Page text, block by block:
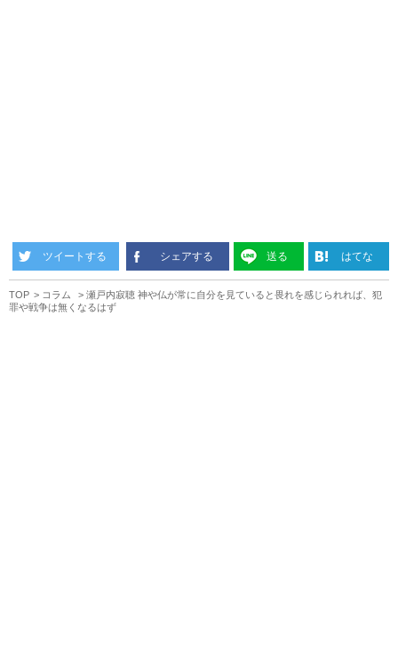
ツイートする シェアする 送る はてな
TOP コラム
瀬戸内寂聴 神や仏が常に自分を見ていると畏れを感じられれば、犯
罪や戦争は無くなるはず